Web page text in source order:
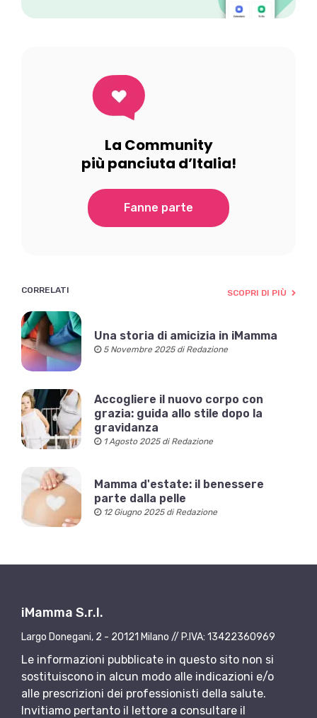
La Community
più panciuta d’Italia!
Fanne parte
CORRELATI SCOPRI DI PIÙ
Una storia di amicizia in iMamma
5 Novembre 2025 di Redazione
Accogliere il nuovo corpo con
grazia: guida allo stile dopo la
gravidanza
1 Agosto 2025 di Redazione
Mamma d'estate: il benessere
parte dalla pelle
12 Giugno 2025 di Redazione
iMamma S.r.l.
Largo Donegani, 2 - 20121 Milano // P.IVA: 13422360969
Le informazioni pubblicate in questo sito non si
sostituiscono in alcun modo alle indicazioni e/o
alle prescrizioni dei professionisti della salute.
Invitiamo pertanto il lettore a consultare il